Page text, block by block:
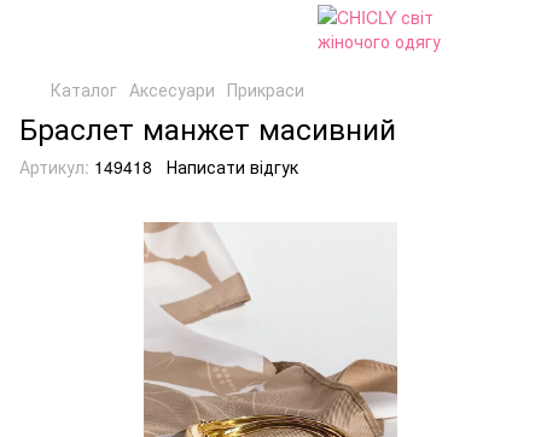
Каталог Аксесуари Прикраси
Браслет манжет масивний
Артикул: 149418 Написати відгук